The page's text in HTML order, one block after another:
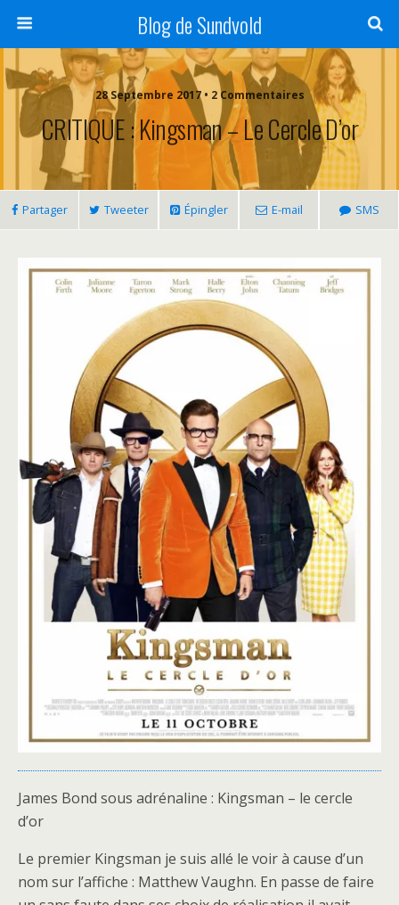
Blog de Sundvold
28 Septembre 2017 • 2 Commentaires
CRITIQUE : Kingsman – Le Cercle D’or
Partager Tweeter Épingler E-mail SMS
James Bond sous adrénaline : Kingsman – le cercle
d’or
Le premier Kingsman je suis allé le voir à cause d’un
nom sur l’affiche : Matthew Vaughn. En passe de faire